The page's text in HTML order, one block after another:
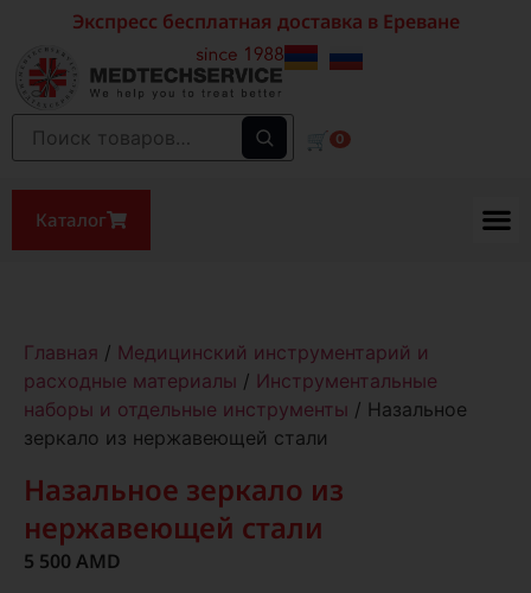
Экспресс бесплатная доставка в Ереване
🛒 0
Каталог
Главная / Медицинский инструментарий и
расходные материалы / Инструментальные
наборы и отдельные инструменты / Назальное
зеркало из нержавеющей стали
Назальное зеркало из
нержавеющей стали
5 500 AMD